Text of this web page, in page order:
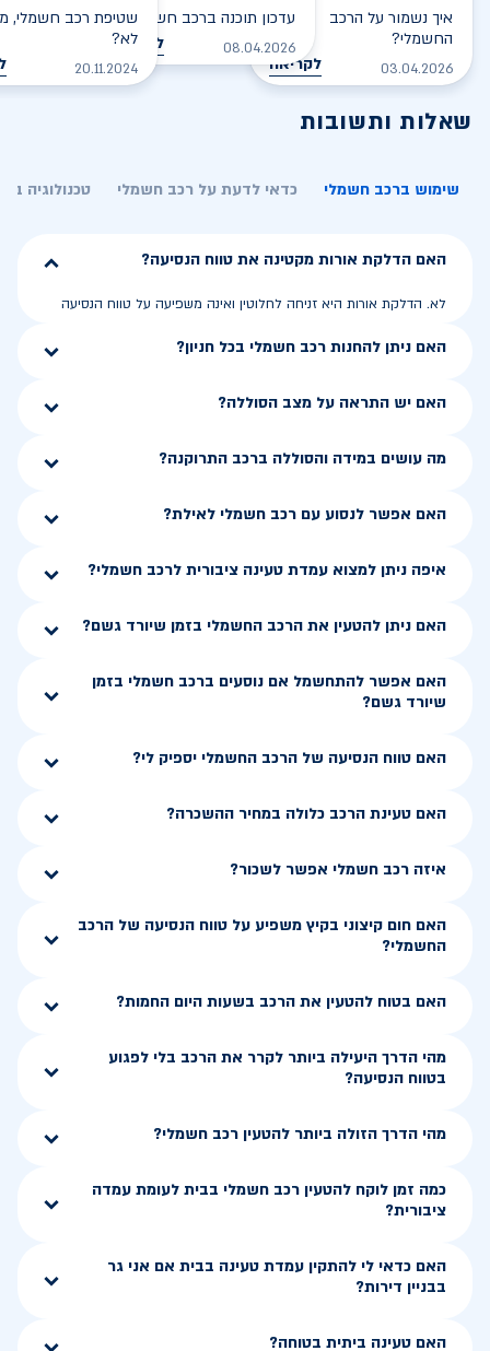
איך נשמור על הרכב
החשמלי?
03.04.2026 לקריאה
עדכון תוכנה ברכב חשמלי
08.04.2026 לקריאה
שטיפת רכב חשמלי,
לא?
20.11.2024
שאלות ותשובות
שימוש ברכב חשמלי כדאי לדעת על רכב חשמלי טכנולוגיה
האם הדלקת אורות מקטינה את טווח הנסיעה?
לא. הדלקת אורות היא זניחה לחלוטין ואינה משפיעה על טווח הנסיעה
האם ניתן להחנות רכב חשמלי בכל חניון?
האם יש התראה על מצב הסוללה?
מה עושים במידה והסוללה ברכב התרוקנה?
האם אפשר לנסוע עם רכב חשמלי לאילת?
איפה ניתן למצוא עמדת טעינה ציבורית לרכב חשמלי?
האם ניתן להטעין את הרכב החשמלי בזמן שיורד גשם?
האם אפשר להתחשמל אם נוסעים ברכב חשמלי בזמן
שיורד גשם?
האם טווח הנסיעה של הרכב החשמלי יספיק לי?
האם טעינת הרכב כלולה במחיר ההשכרה?
איזה רכב חשמלי אפשר לשכור?
האם חום קיצוני בקיץ משפיע על טווח הנסיעה של הרכב
החשמלי?
האם בטוח להטעין את הרכב בשעות היום החמות?
מהי הדרך היעילה ביותר לקרר את הרכב בלי לפגוע
בטווח הנסיעה?
מהי הדרך הזולה ביותר להטעין רכב חשמלי?
כמה זמן לוקח להטעין רכב חשמלי בבית לעומת עמדה
ציבורית?
האם כדאי לי להתקין עמדת טעינה בבית אם אני גר
בבניין דירות?
האם טעינה ביתית בטוחה?